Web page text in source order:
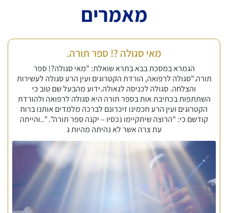
מאמרים
מאי סגולה ?! ספר תורה.
הגמרא במסכת בבא בתרא שואלת: "מאי סגולה?! ספר
תורה."סגולה לרפואה, הורדת הקטרוגים ועין הרע סגולה לעשירות
והצלחה. סגולה לכניסה לגאולה.ידוע מהבעל שם טוב כי
השתתפות בכתיבת אות בספר תורה היא סגולה לרפואה ולהורדת
הקטרוגים ועין הרע חכמינו זיכרונם לברכה מלמדים אותנו ברוח
קודשם כי: "הרוצה שיתקיימו נכסיו – יקנה ספר תורה". "..והייתה
עת צרה אשר לא נהיתה מהיות ג